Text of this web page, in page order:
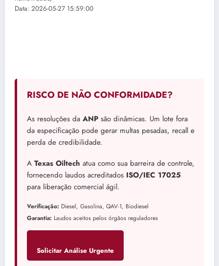
Data: 2026-05-27 15:59:00
RISCO DE NÃO CONFORMIDADE?
As resoluções da ANP são dinâmicas. Um lote fora
da especificação pode gerar multas pesadas, recall e
perda de credibilidade.
A Texas Oiltech atua como sua barreira de controle,
fornecendo laudos acreditados ISO/IEC 17025
para liberação comercial ágil.
Verificação: Diesel, Gasolina, QAV-1, Biodiesel
Garantia: Laudos aceitos pelos órgãos reguladores
Solicitar Análise Urgente